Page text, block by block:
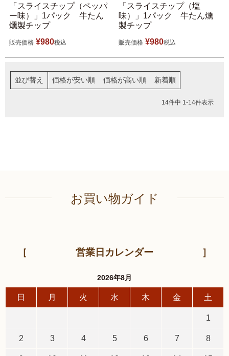
「スライスチップ（ペッパ
ー味）」1パック 牛たん
燻製チップ
販売価格 ¥980税込
「スライスチップ（塩
味）」1パック 牛たん燻
製チップ
販売価格 ¥980税込
並び替え 価格が安い順 価格が高い順 新着順
14件中 1 -14件表示
お買い物ガイド
営業日カレンダー
2026年8月
日 月 火 水 木 金 土
1
2 3 4 5 6 7 8